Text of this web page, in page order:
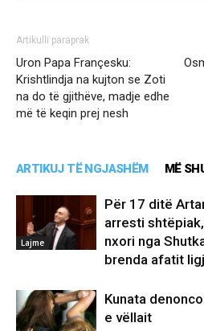
Artikulli paraprak
Uron Papa Françesku:
Krishtlindja na kujton se Zoti
na do të gjithëve, madje edhe
më të keqin prej nesh
ARTIKUJ TË NGJASHËM MË
Lajme
Për 17 ditë
arresti
nxori nga
brenda afatit
Kunata
e vëllait